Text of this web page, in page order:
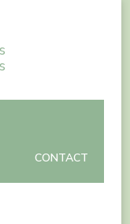
CONTACT